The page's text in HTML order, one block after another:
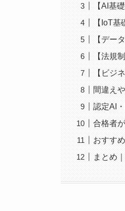
【AI基
【IoT
【デー
【法規
【ビジ
間違え
認定AI
合格者
おすす
まとめ